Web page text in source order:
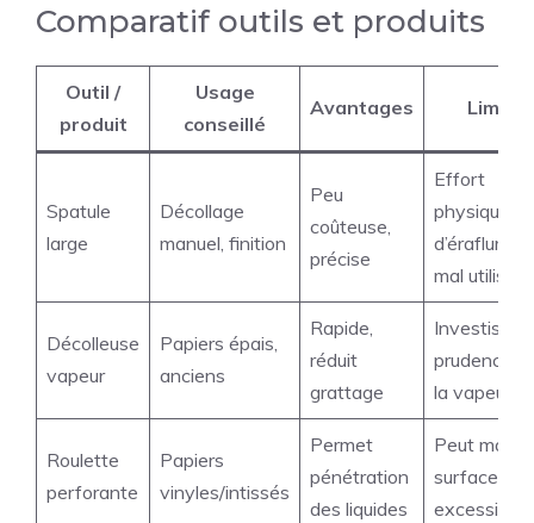
Comparatif outils et produits
Outil /
produit
Usage
conseillé
Avantages Limites
Spatule
large
Décollage
manuel, finition
Peu
coûteuse,
précise
Effort
physique,
d’éraflures
mal utilisée
Décolleuse
vapeur
Papiers épais,
anciens
Rapide,
réduit
grattage
prudence
la vapeur
Roulette
perforante
Papiers
vinyles/intissés
Permet
pénétration
des liquides
Peut
surface si
excessive